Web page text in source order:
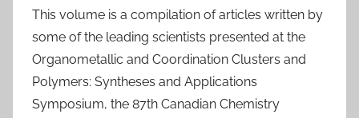
This volume is a compilation of articles written by
some of the leading scientists presented at the
Organometallic and Coordination Clusters and
Polymers: Syntheses and Applications
Symposium, the 87th Canadian Chemistry